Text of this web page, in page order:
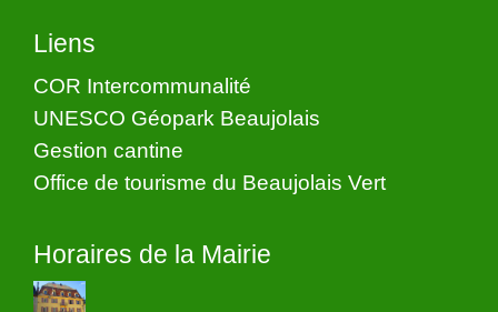
Liens
COR Intercommunalité
UNESCO Géopark Beaujolais
Gestion cantine
Office de tourisme du Beaujolais Vert
Horaires de la Mairie